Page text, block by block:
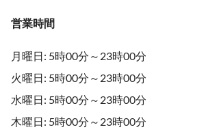
営業時間
月曜日: 5時00分～23時00分
火曜日: 5時00分～23時00分
水曜日: 5時00分～23時00分
木曜日: 5時00分～23時00分